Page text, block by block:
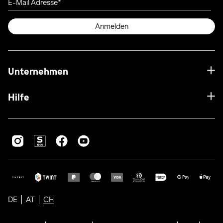
E-Mail Adresse
Anmelden
Unternehmen
Hilfe
DE AT CH